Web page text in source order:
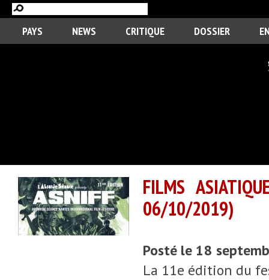
PAYS NEWS CRITIQUE DOSSIER
FILMS
06/10/2019)
Posté le 18
La 11e édition du